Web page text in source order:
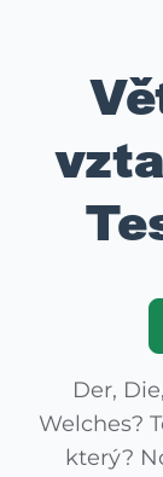
Der,
Welches?
který?